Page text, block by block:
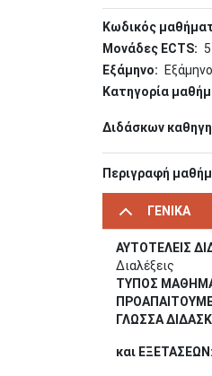
Κωδικός
Μονάδες ECTS
5
Εξάμηνο
Κατηγορία
Διδάσκων
Περιγραφή
ΓΕΝΙΚΑ
ΑΥΤΟΤΕΛΕΙΣ
Διαλέξεις
ΤΥΠΟΣ
ΓΛΩΣΣΑ
και ΕΞΕΤΑΣΕΩΝ: